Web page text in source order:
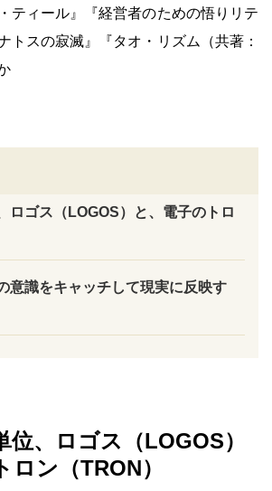
ティール』『経営者のための悟りリテ
トスの寂滅』『タオ・リズム（共著：
ロゴス（LOGOS）と、電子のトロ
意識をキャッチして現実に反映す
位、ロゴス（LOGOS）
ロン（TRON）